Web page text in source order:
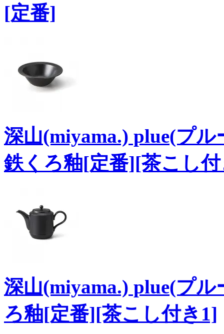
[定番]
深山(miyama.) plue(プ
鉄くろ釉[定番][茶こし
深山(miyama.) plue(プ
ろ釉[定番][茶こし付き1]